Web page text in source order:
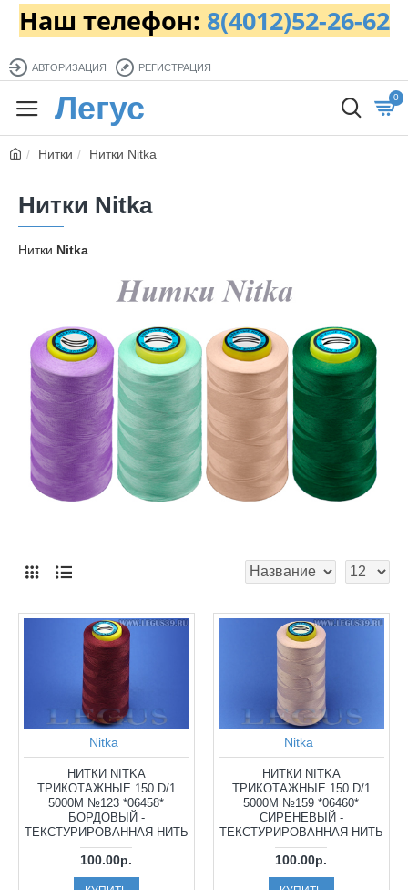
Наш телефон: 8(4012)52-26-62
АВТОРИЗАЦИЯ РЕГИСТРАЦИЯ
Легус 0
Нитки Нитки Nitka
Нитки Nitka
Нитки Nitka
Nitka
НИТКИ NITKA
ТРИКОТАЖНЫЕ 150 D/1
5000М №123 *06458*
БОРДОВЫЙ -
ТЕКСТУРИРОВАННАЯ НИТЬ
100.00р.
Nitka
НИТКИ NITKA
ТРИКОТАЖНЫЕ 150 D/1
5000М №159 *06460*
СИРЕНЕВЫЙ -
ТЕКСТУРИРОВАННАЯ НИТЬ
100.00р.